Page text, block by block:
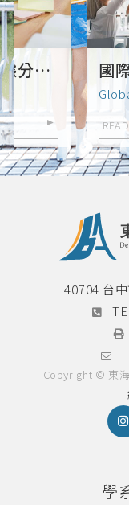
國際化專區
Globalization
READ MORE
40704 台
Copyright © 東
學